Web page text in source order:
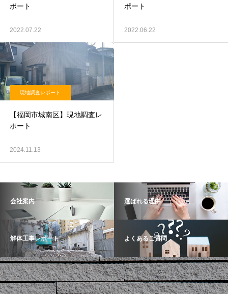
ポート
2022.07.22
ポート
2022.06.22
現地調査レポート
【福岡市城南区】現地調査レ
ポート
2024.11.13
会社案内 選ばれる理由
解体工事レポート よくあるご質問